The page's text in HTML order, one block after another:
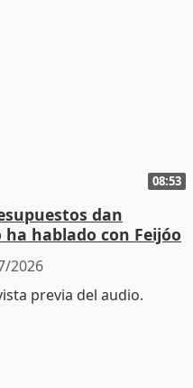
08:53
dan
ha hablado con Feijóo
2026